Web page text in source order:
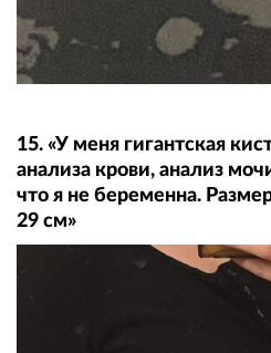
15. «У меня гигантская
анализа крови, анализ
что я не беременна.
29 см»